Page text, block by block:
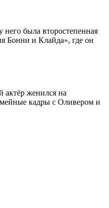
была второстепенная
Бонни и Клайда», где он
актёр женился на
кадры с Оливером и